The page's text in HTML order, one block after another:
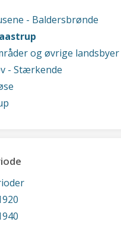
- Baldersbrønde
og øvrige landsbyer
- Stærkende